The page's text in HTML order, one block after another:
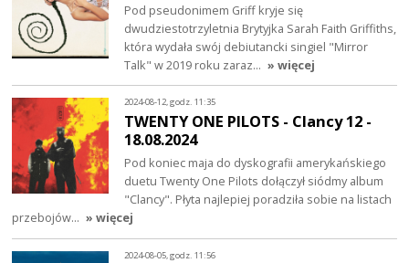
Pod pseudonimem Griff kryje się
dwudziestotrzyletnia Brytyjka Sarah Faith Griffiths,
która wydała swój debiutancki singiel "Mirror
Talk" w 2019 roku zaraz… » więcej
2024-08-12, godz. 11:35
TWENTY ONE PILOTS - Clancy 12 -
18.08.2024
Pod koniec maja do dyskografii amerykańskiego
duetu Twenty One Pilots dołączył siódmy album
"Clancy". Płyta najlepiej poradziła sobie na listach
przebojów… » więcej
2024-08-05, godz. 11:56